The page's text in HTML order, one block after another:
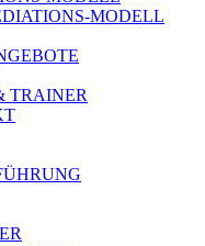
MODELL
TRAINER